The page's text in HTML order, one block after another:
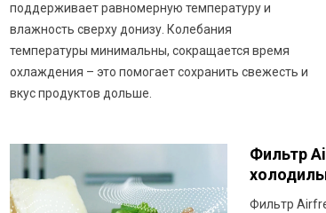
поддерживает равномерную температуру и
влажность сверху донизу. Колебания
температуры минимальны, сокращается время
охлаждения – это помогает сохранить свежесть и
вкус продуктов дольше.
Фильтр
Фильтр